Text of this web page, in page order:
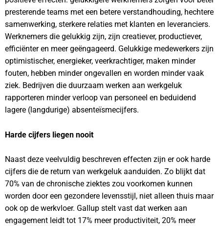
presterende teams met een betere verstandhouding, hechtere
samenwerking, sterkere relaties met klanten en leveranciers.
Werknemers die gelukkig zijn, zijn creatiever, productiever,
efficiënter en meer geëngageerd. Gelukkige medewerkers zijn
optimistischer, energieker, veerkrachtiger, maken minder
fouten, hebben minder ongevallen en worden minder vaak
ziek. Bedrijven die duurzaam werken aan werkgeluk
rapporteren minder verloop van personeel en beduidend
lagere (langdurige) absenteïsmecijfers.
Harde cijfers liegen nooit
Naast deze veelvuldig beschreven effecten zijn er ook harde
cijfers die de return van werkgeluk aanduiden. Zo blijkt dat
70% van de chronische ziektes zou voorkomen kunnen
worden door een gezondere levensstijl, niet alleen thuis maar
ook op de werkvloer. Gallup stelt vast dat werken aan
engagement leidt tot 17% meer productiviteit, 20% meer